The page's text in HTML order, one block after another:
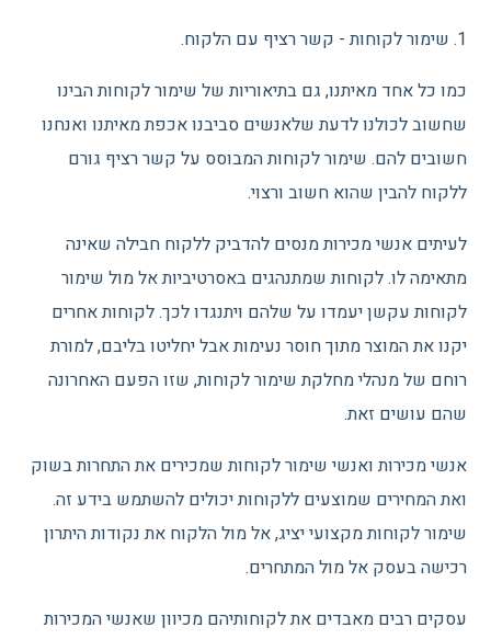
1. שימור לקוחות - קשר רציף עם הלקוח.
כמו כל אחד מאיתנו, גם בתיאוריות של שימור לקוחות הבינו
שחשוב לכולנו לדעת שלאנשים סביבנו אכפת מאיתנו ואנחנו
חשובים להם. שימור לקוחות המבוסס על קשר רציף גורם
ללקוח להבין שהוא חשוב ורצוי.
לעיתים אנשי מכירות מנסים להדביק ללקוח חבילה שאינה
מתאימה לו. לקוחות שמתנהגים באסרטיביות אל מול שימור
לקוחות עקשן יעמדו על שלהם ויתנגדו לכך. לקוחות אחרים
יקנו את המוצר מתוך חוסר נעימות אבל יחליטו בליבם, למורת
רוחם של מנהלי מחלקת שימור לקוחות, שזו הפעם האחרונה
שהם עושים זאת.
אנשי מכירות ואנשי שימור לקוחות שמכירים את התחרות בשוק
ואת המחירים שמוצעים ללקוחות יכולים להשתמש בידע זה.
שימור לקוחות מקצועי יציג, אל מול הלקוח את נקודות היתרון
רכישה בעסק אל מול המתחרים.
עסקים רבים מאבדים את לקוחותיהם מכיוון שאנשי המכירות